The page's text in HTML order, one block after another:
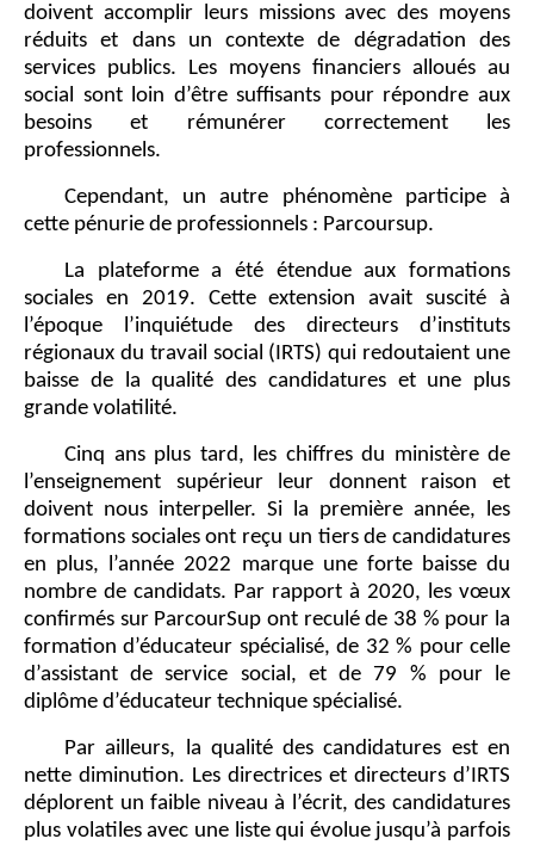
doivent accomplir leurs missions avec des moyens
réduits et dans un contexte de dégradation des
services publics. Les moyens financiers alloués au
social sont loin d’être suffisants pour répondre aux
besoins et rémunérer correctement les
professionnels.
Cependant, un autre phénomène participe à
cette pénurie de professionnels : Parcoursup.
La plateforme a été étendue aux formations
sociales en 2019. Cette extension avait suscité à
l’époque l’inquiétude des directeurs d’instituts
régionaux du travail social (IRTS) qui redoutaient une
baisse de la qualité des candidatures et une plus
grande volatilité.
Cinq ans plus tard, les chiffres du ministère de
l’enseignement supérieur leur donnent raison et
doivent nous interpeller. Si la première année, les
formations sociales ont reçu un tiers de candidatures
en plus, l’année 2022 marque une forte baisse du
nombre de candidats. Par rapport à 2020, les vœux
confirmés sur ParcourSup ont reculé de 38 % pour la
formation d’éducateur spécialisé, de 32 % pour celle
d’assistant de service social, et de 79 % pour le
diplôme d’éducateur technique spécialisé.
Par ailleurs, la qualité des candidatures est en
nette diminution. Les directrices et directeurs d’IRTS
déplorent un faible niveau à l’écrit, des candidatures
plus volatiles avec une liste qui évolue jusqu’à parfois